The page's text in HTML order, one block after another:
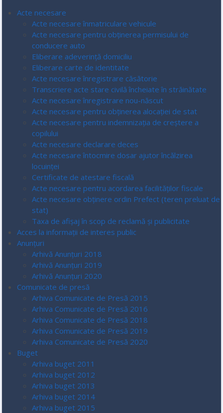
Acte necesare
Acte necesare înmatriculare vehicule
Acte necesare pentru obținerea permisului de
conducere auto
Eliberare adeverință domiciliu
Eliberare carte de identitate
Acte necesare înregistrare căsătorie
Transcriere acte stare civilă încheiate în străinătate
Acte necesare înregistrare nou-născut
Acte necesare pentru obținerea alocației de stat
Acte necesare pentru indemnizația de creștere a
copilului
Acte necesare declarare deces
Acte necesare întocmire dosar ajutor încălzirea
locuinței
Certificate de atestare fiscală
Acte necesare pentru acordarea facilităților fiscale
Acte necesare obținere ordin Prefect (teren preluat de
stat)
Taxa de afișaj în scop de reclamă și publicitate
Acces la informaţii de interes public
Anunțuri
Arhivă Anunțuri 2018
Arhivă Anunțuri 2019
Arhivă Anunțuri 2020
Comunicate de presă
Arhiva Comunicate de Presă 2015
Arhiva Comunicate de Presă 2016
Arhiva Comunicate de Presă 2018
Arhiva Comunicate de Presă 2019
Arhiva Comunicate de Presă 2020
Buget
Arhiva buget 2011
Arhiva buget 2012
Arhiva buget 2013
Arhiva buget 2014
Arhiva buget 2015